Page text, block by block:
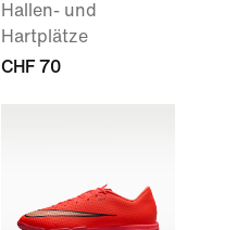
Hallen- und
Hartplätze
CHF 70